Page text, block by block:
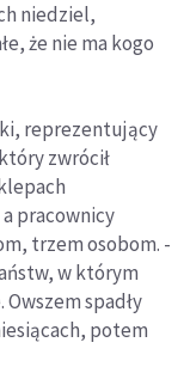
niedziel,
że nie ma kogo
reprezentujący
zwrócił
pracownicy
trzem osobom. -
w którym
spadły
potem